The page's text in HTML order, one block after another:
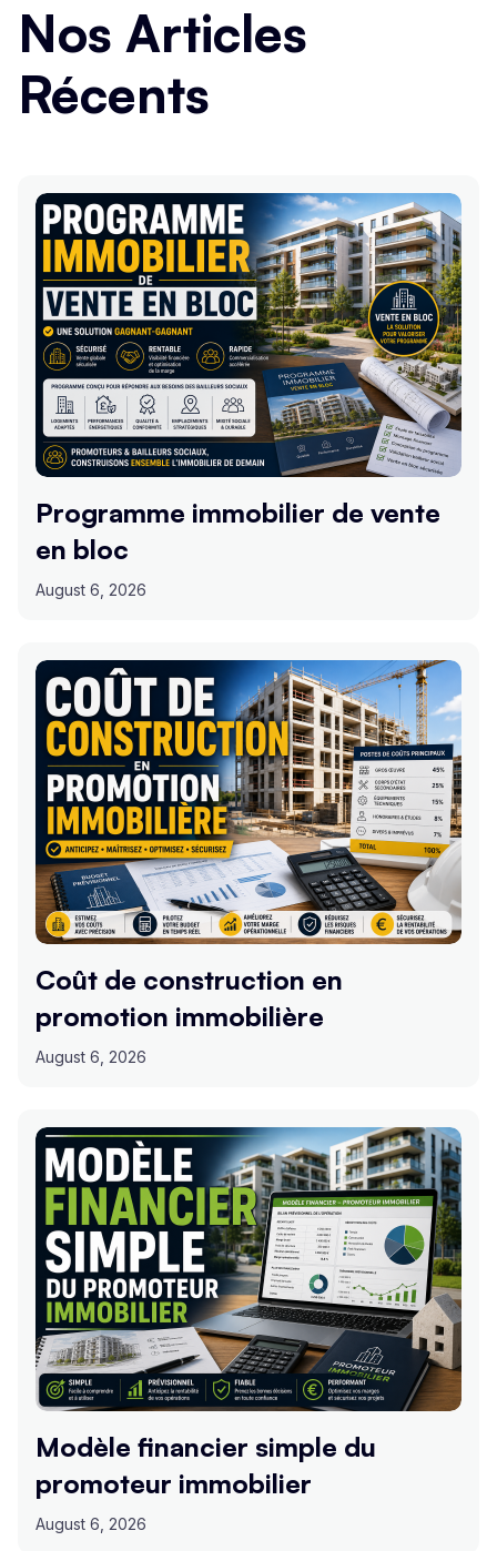
Nos Articles
Récents
Programme immobilier de vente
en bloc
August 6, 2026
Coût de construction en
promotion immobilière
August 6, 2026
Modèle financier simple du
promoteur immobilier
August 6, 2026